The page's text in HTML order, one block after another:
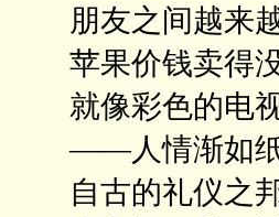
朋友之间越来
苹果价钱卖得
就像彩色的电
——人情渐如纸
自古的礼仪之